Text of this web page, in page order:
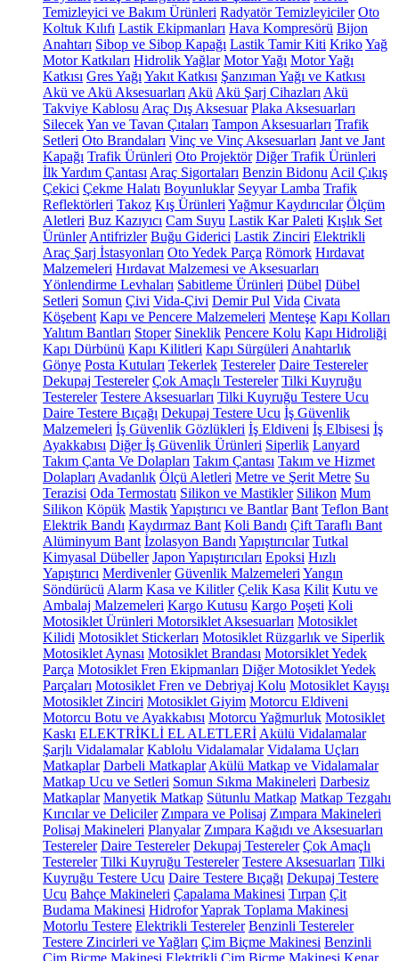
Temizleyici ve Bakım Ürünleri Radyatör Temizleyiciler Oto
Koltuk Kılıfı Lastik Ekipmanları Hava Kompresörü Bijon
Anahtarı Sibop ve Sibop Kapağı Lastik Tamir Kiti KrikoYağ
Motor Katkıları Hidrolik Yağlar Motor Yağı Motor Yağı
Katkısı Gres Yağı Yakıt Katkısı Şanzıman Yağı ve Katkısı
Akü ve Akü Aksesuarları Akü Akü Şarj Cihazları Akü
Takviye Kablosu Araç Dış Aksesuar Plaka Aksesuarları
SilecekYan ve Tavan Çıtaları Tampon Aksesuarları Trafik
Setleri Oto Brandaları Vinç ve Vinç Aksesuarları Jant ve Jant
Kapağı Trafik Ürünleri Oto Projektör Diğer Trafik Ürünleri
İlk Yardım Çantası Araç Sigortaları Benzin Bidonu Acil Çıkış
Çekici Çekme Halatı Boyunluklar Seyyar Lamba Trafik
Reflektörleri Takoz Kış Ürünleri Yağmur Kaydırıcılar Ölçüm
Aletleri Buz Kazıyıcı Cam Suyu Lastik Kar Paleti Kışlık Set
Ürünler Antifrizler Buğu Giderici Lastik Zinciri Elektrikli
Araç Şarj İstasyonları Oto Yedek Parça Römork Hırdavat
Malzemeleri Hırdavat Malzemesi ve Aksesuarları
Yönlendirme Levhaları Sabitleme Ürünleri Dübel Dübel
Setleri Somun Çivi Vida-Çivi Demir Pul Vida Civata
Köşebent Kapı ve Pencere Malzemeleri Menteşe Kapı Kolları
Yalıtım Bantları Stoper Sineklik Pencere Kolu Kapı Hidroliği
Kapı Dürbünü Kapı Kilitleri Kapı Sürgüleri Anahtarlık
Gönye Posta Kutuları Tekerlek Testereler Daire Testereler
Dekupaj Testereler Çok Amaçlı Testereler Tilki Kuyruğu
Testereler Testere Aksesuarları Tilki Kuyruğu Testere Ucu
Daire Testere Bıçağı Dekupaj Testere Ucu İş Güvenlik
Malzemeleri İş Güvenlik Gözlükleri İş Eldiveni İş Elbisesi İş
Ayakkabısı Diğer İş Güvenlik Ürünleri Siperlik Lanyard
Takım Çanta Ve Dolapları Takım Çantası Takım ve Hizmet
Dolapları Avadanlık Ölçü Aletleri Metre ve Şerit Metre Su
Terazisi Oda Termostatı Silikon ve Mastikler Silikon Mum
Silikon Köpük MastikYapıştırıcı ve Bantlar Bant Teflon Bant
Elektrik Bandı Kaydırmaz Bant Koli Bandı Çift Taraflı Bant
Alüminyum Bant İzolasyon Bandı Yapıştırıcılar Tutkal
Kimyasal Dübeller Japon Yapıştırıcıları Epoksi Hızlı
Yapıştırıcı Merdivenler Güvenlik Malzemeleri Yangın
Söndürücü Alarm Kasa ve Kilitler Çelik Kasa Kilit Kutu ve
Ambalaj Malzemeleri Kargo Kutusu Kargo Poşeti Koli
Motosiklet Ürünleri Motorsiklet Aksesuarları Motosiklet
Kilidi Motosiklet Stickerları Motosiklet Rüzgarlık ve Siperlik
Motosiklet Aynası Motosiklet Brandası Motorsiklet Yedek
Parça Motosiklet Fren Ekipmanları Diğer Motosiklet Yedek
Parçaları Motosiklet Fren ve Debriyaj Kolu Motosiklet Kayışı
Motosiklet Zinciri Motosiklet Giyim Motorcu Eldiveni
Motorcu Botu ve Ayakkabısı Motorcu Yağmurluk Motosiklet
Kaskı ELEKTRİKLİ EL ALETLERİ Akülü Vidalamalar
Şarjlı Vidalamalar Kablolu Vidalamalar Vidalama Uçları
Matkaplar Darbeli Matkaplar Akülü Matkap ve Vidalamalar
Matkap Ucu ve Setleri Somun Sıkma Makineleri Darbesiz
Matkaplar Manyetik Matkap Sütunlu Matkap Matkap Tezgahı
Kırıcılar ve Deliciler Zımpara ve Polisaj Zımpara Makineleri
Polisaj Makineleri Planyalar Zımpara Kağıdı ve Aksesuarları
Testereler Daire Testereler Dekupaj Testereler Çok Amaçlı
Testereler Tilki Kuyruğu Testereler Testere Aksesuarları Tilki
Kuyruğu Testere Ucu Daire Testere Bıçağı Dekupaj Testere
Ucu Bahçe Makineleri Çapalama Makinesi Tırpan Çit
Budama Makinesi HidroforYaprak Toplama Makinesi
Motorlu Testere Elektrikli Testereler Benzinli Testereler
Testere Zincirleri ve Yağları Çim Biçme Makinesi Benzinli
Çim Biçme Makinesi Elektrikli Çim Biçme Makinesi Kenar